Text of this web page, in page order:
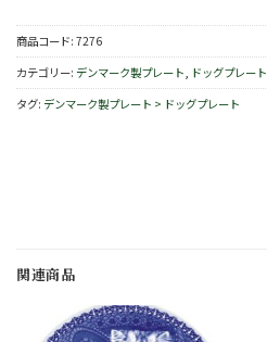
商品コード: 7276
カテゴリー: デンマーク製プレート, ドッグプレート
タグ: デンマーク製プレート > ドッグプレート
関連商品